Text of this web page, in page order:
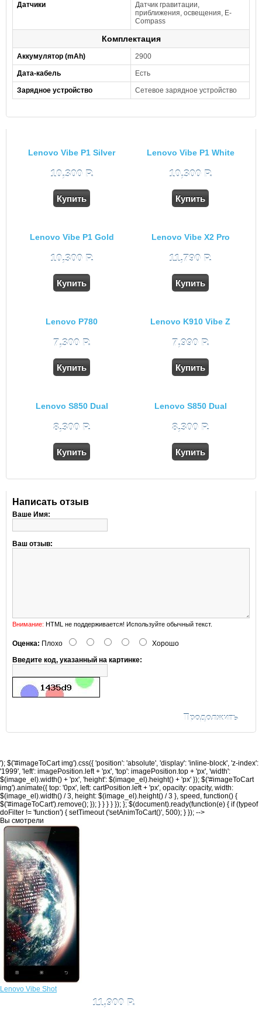
Датчики
Датчик гравитации,
приближения, освещения, E-
Compass
Комплектация
Аккумулятор (mAh) 2900
Дата-кабель Есть
Зарядное устройство Сетевое зарядное устройство
Lenovo Vibe P1 Silver
10,300 Р.
Купить
Lenovo Vibe P1 White
10,300 Р.
Купить
Lenovo Vibe P1 Gold
10,300 Р.
Купить
Lenovo Vibe X2 Pro
11,790 Р.
Купить
Lenovo P780
7,300 Р.
Купить
Lenovo K910 Vibe Z
7,990 Р.
Купить
Lenovo S850 Dual
8,300 Р.
Купить
Lenovo S850 Dual
8,300 Р.
Купить
Написать отзыв
Ваше Имя:
Ваш отзыв:
Внимание: HTML не поддерживается! Используйте обычный текст.
Оценка: Плохо
Хорошо
Введите код, указанный на картинке:
Продолжить
'); $('#imageToCart img').css({ 'position': 'absolute', 'display': 'inline-block', 'z-index':
'1999', 'left': imagePosition.left + 'px', 'top': imagePosition.top + 'px', 'width':
$(image_el).width() + 'px', 'height': $(image_el).height() + 'px' }); $('#imageToCart
img').animate({ top: '0px', left: cartPosition.left + 'px', opacity: opacity, width:
$(image_el).width() / 3, height: $(image_el).height() / 3 }, speed, function() {
$('#imageToCart').remove(); }); } } } } }); }; $(document).ready(function(e) { if (typeof
doFilter != 'function') { setTimeout ('setAnimToCart()', 500); } }); -->
Вы смотрели
Lenovo Vibe Shot
11,900 Р.